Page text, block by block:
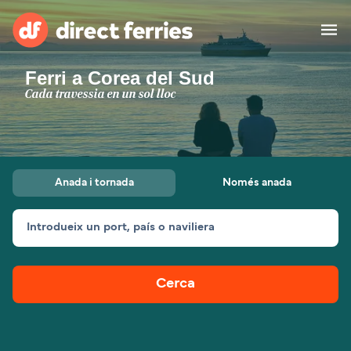
Països
Bitllets de Ferry
Ferris
Ferri a Corea del Sud
Cada travessia en un sol lloc
Anada i tornada Només anada
Introdueix un port, país o naviliera
Cerca